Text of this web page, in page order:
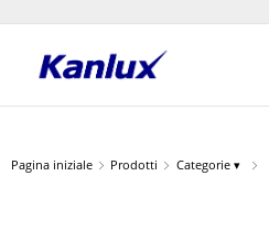
główna
Pagina iniziale Prodotti Categorie ▾